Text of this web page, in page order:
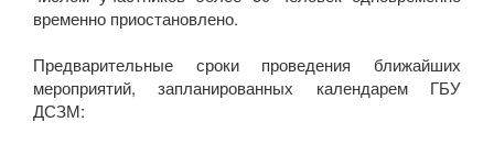
временно приостановлено.
Предварительные сроки проведения ближайших
мероприятий, запланированных календарем ГБУ
ДСЗМ: